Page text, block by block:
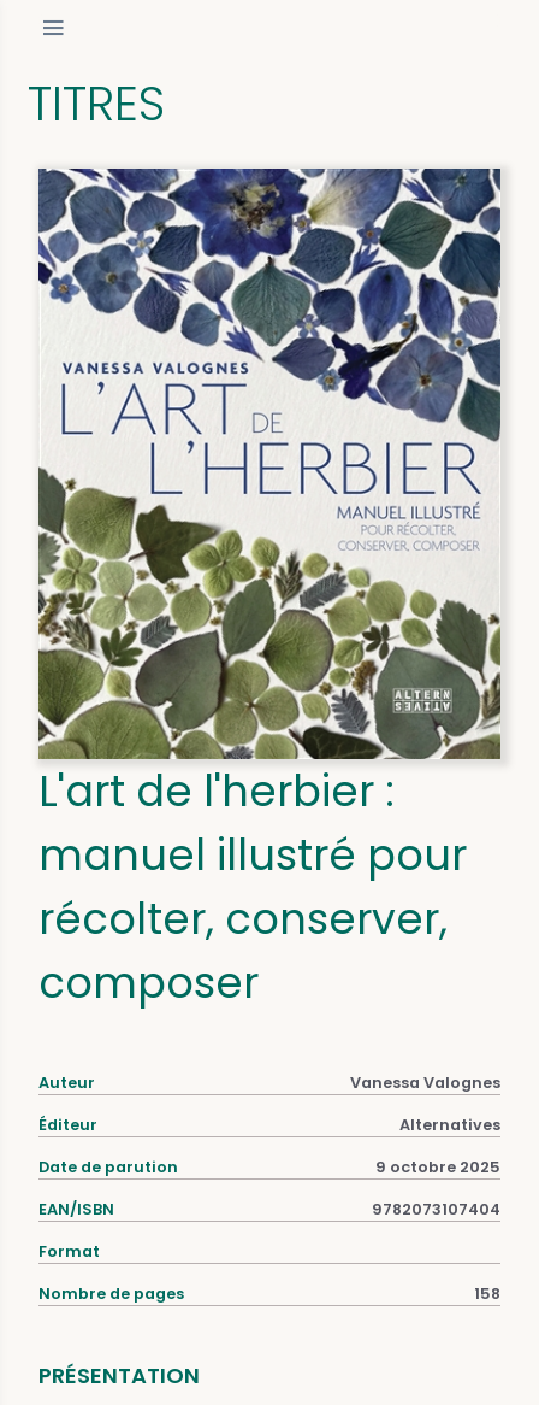
TITRES
L'art de l'herbier :
manuel illustré pour
récolter, conserver,
composer
Auteur Vanessa Valognes
Éditeur Alternatives
Date de parution 9 octobre 2025
EAN/ISBN 9782073107404
Format
Nombre de pages 158
PRÉSENTATION